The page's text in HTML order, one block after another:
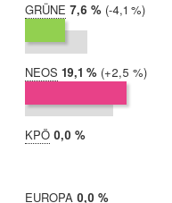
GRÜNE 2019:
7,6 %
2014:
11,7 %
Differenz:
-4,1 %
NEOS 2019:
19,1 %
2014:
16,7 %
Differenz:
+2,5 %
KPÖ 2019:
0,0 %
EUROPA 2019:
0,0 %